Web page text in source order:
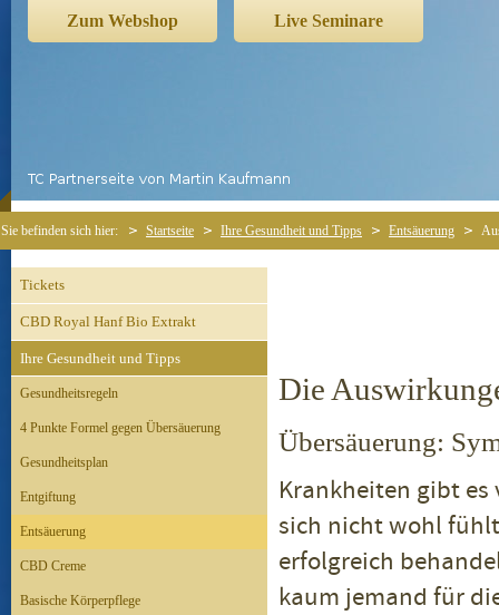
Zum Webshop Live Seminare
Sie befinden sich hier: Startseite Ihre Gesundheit und Tipps Entsäuerung
Tickets
CBD Royal Hanf Bio Extrakt
Ihre Gesundheit und Tipps
Gesundheitsregeln
4 Punkte Formel gegen Übersäuerung
Gesundheitsplan
Entgiftung
Entsäuerung
CBD Creme
Basische Körperpflege
Die
Übersäuerung:
Krankheiten gibt
sich nicht wohl
erfolgreich
kaum jemand für